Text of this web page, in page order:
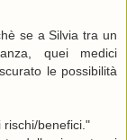
se a Silvia tra un
quei medici
le possibilità
rischi/benefici."